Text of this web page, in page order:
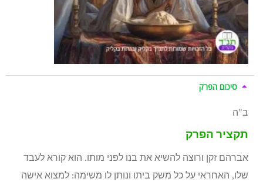
סיכום הפרק
ב”ה
תקציר הפרק
אברהם זקן ורוצה להשיא את בנו לפני מותו. הוא קורא לעבד
שלו, האחראי על כל משק ביתו ונותן לו משימה: למצוא אישה